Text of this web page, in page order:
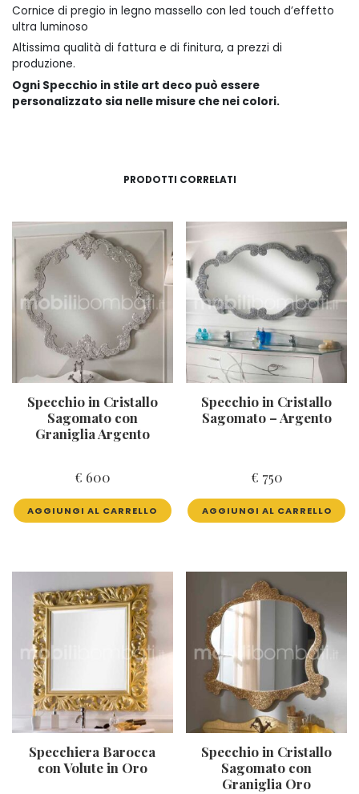
Cornice di pregio in legno massello con led touch d’effetto
ultra luminoso
Altissima qualità di fattura e di finitura, a prezzi di
produzione.
Ogni Specchio in stile art deco può essere
personalizzato sia nelle misure che nei colori.
PRODOTTI CORRELATI
Specchio in Cristallo
Sagomato con
Graniglia Argento
€ 600
AGGIUNGI AL CARRELLO
Specchio in Cristallo
Sagomato – Argento
€ 750
AGGIUNGI AL CARRELLO
Specchiera Barocca
con Volute in Oro
Specchio in Cristallo
Sagomato con
Graniglia Oro